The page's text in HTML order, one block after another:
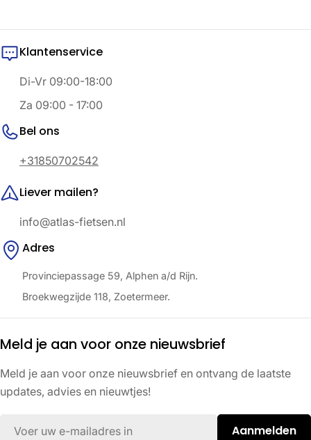
Klantenservice
Di-Vr 09:00-18:00
Za 09:00 - 17:00
Bel ons
+31850702542
Liever mailen?
info@atlas-fietsen.nl
Adres
Provinciepassage 59, Alphen a/d Rijn.
Broekwegzijde 118, Zoetermeer.
Meld je aan voor onze nieuwsbrief
Meld je aan voor onze nieuwsbrief en ontvang de laatste
updates, advies en nieuwtjes!
Aanmelden